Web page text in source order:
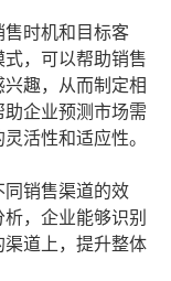
时机和目标客
，可以帮助销售
趣，从而制定相
企业预测市场需
活性和适应性。
销售渠道的效
，企业能够识别
道上，提升整体